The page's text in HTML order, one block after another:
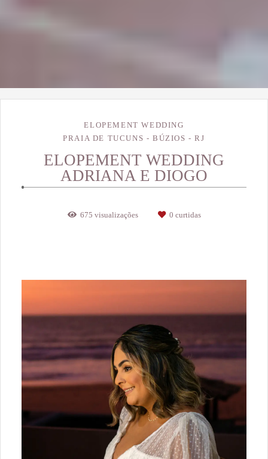
ELOPEMENT WEDDING
PRAIA DE TUCUNS - BÚZIOS - RJ
ELOPEMENT WEDDING
ADRIANA E DIOGO
675 visualizações 0 curtidas